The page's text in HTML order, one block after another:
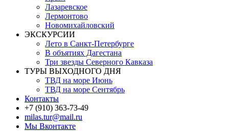
Лазаревское
Лермонтово
Новомихайловский
ЭКСКУРСИИ
Лето в Санкт-Петербурге
В объятиях Дагестана
Три звезды Северного Кавказа
ТУРЫ ВЫХОДНОГО ДНЯ
ТВД на море Июнь
ТВД на море Сентябрь
Контакты
+7 (910) 363-73-49
milas.tur@mail.ru
Мы Вконтакте